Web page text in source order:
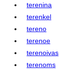
terenina
terenkel
tereno
terenoe
terenoivas
terenoms